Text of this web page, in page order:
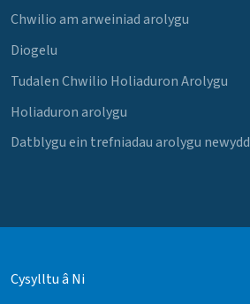
Chwilio am arweiniad arolygu
Diogelu
Tudalen Chwilio Holiaduron Arolygu
Holiaduron arolygu
Datblygu ein trefniadau arolygu newydd
Cysylltu â Ni